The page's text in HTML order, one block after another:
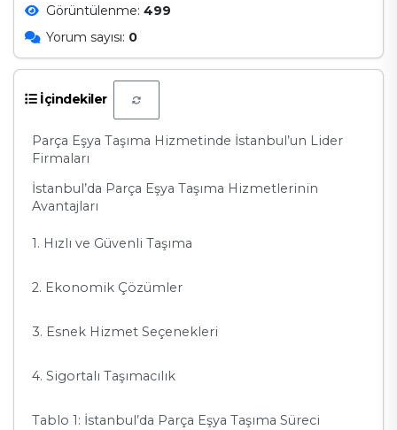
Görüntülenme: 499
Yorum sayısı: 0
İçindekiler
Parça Eşya Taşıma Hizmetinde İstanbul’un Lider
Firmaları
İstanbul’da Parça Eşya Taşıma Hizmetlerinin
Avantajları
1. Hızlı ve Güvenli Taşıma
2. Ekonomik Çözümler
3. Esnek Hizmet Seçenekleri
4. Sigortalı Taşımacılık
Tablo 1: İstanbul’da Parça Eşya Taşıma Süreci